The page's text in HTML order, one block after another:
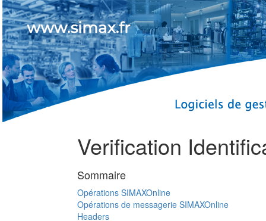
Verification
Sommaire
Opérations SIMAXOnline
Opérations de messagerie SIMAXOnline
Headers